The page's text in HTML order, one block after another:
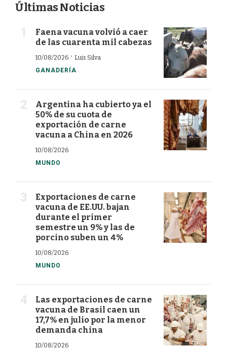
Últimas Noticias
Faena vacuna volvió a caer
de las cuarenta mil cabezas
10/08/2026 · Luis Silva
GANADERÍA
Argentina ha cubierto ya el
50% de su cuota de
exportación de carne
vacuna a China en 2026
10/08/2026
MUNDO
Exportaciones de carne
vacuna de EE.UU. bajan
durante el primer
semestre un 9% y las de
porcino suben un 4%
10/08/2026
MUNDO
Las exportaciones de carne
vacuna de Brasil caen un
17,7% en julio por la menor
demanda china
10/08/2026